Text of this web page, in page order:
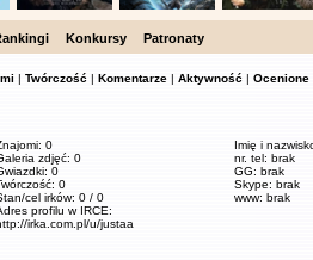
Konkursy Patronaty
| Twórczość | Komentarze | Aktywność | Ocenione
0
zdjęć: 0
0
0
cel irków: 0 / 0
profilu w IRCE:
irka.com.pl/u/justaa
Imię i
nr. tel: brak
GG: brak
Skype: brak
www: brak